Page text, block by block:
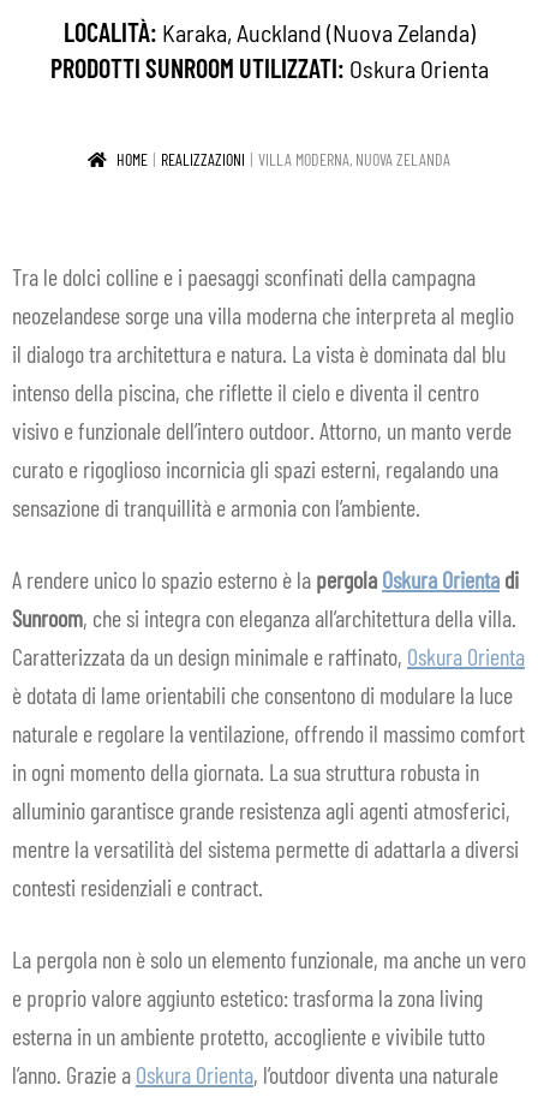
IN EVIDENZA
IT
child
LOCALITÀ: Karaka, Auckland (Nuova Zelanda)
PRODOTTI SUNROOM UTILIZZATI: Oskura Orienta
HOME REALIZZAZIONI VILLA MODERNA, NUOVA ZELANDA
Tra le dolci colline e i paesaggi sconfinati della campagna
neozelandese sorge una villa moderna che interpreta al meglio
il dialogo tra architettura e natura. La vista è dominata dal blu
intenso della piscina, che riflette il cielo e diventa il centro
visivo e funzionale dell’intero outdoor. Attorno, un manto verde
curato e rigoglioso incornicia gli spazi esterni, regalando una
sensazione di tranquillità e armonia con l’ambiente.
A rendere unico lo spazio esterno è la pergola Oskura Orienta di
Sunroom, che si integra con eleganza all’architettura della villa.
Caratterizzata da un design minimale e raffinato, Oskura Orienta
è dotata di lame orientabili che consentono di modulare la luce
naturale e regolare la ventilazione, offrendo il massimo comfort
in ogni momento della giornata. La sua struttura robusta in
alluminio garantisce grande resistenza agli agenti atmosferici,
mentre la versatilità del sistema permette di adattarla a diversi
contesti residenziali e contract.
La pergola non è solo un elemento funzionale, ma anche un vero
e proprio valore aggiunto estetico: trasforma la zona living
esterna in un ambiente protetto, accogliente e vivibile tutto
l’anno. Grazie a Oskura Orienta, l’outdoor diventa una naturale